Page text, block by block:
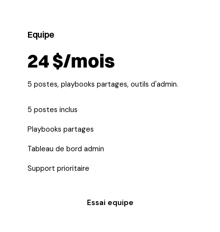
Equipe
24 $/mois
5 postes, playbooks partages, outils d'admin.
5 postes inclus
Playbooks partages
Tableau de bord admin
Support prioritaire
Essai equipe